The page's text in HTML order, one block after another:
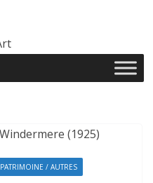
PATRIMOINE / AUTRES